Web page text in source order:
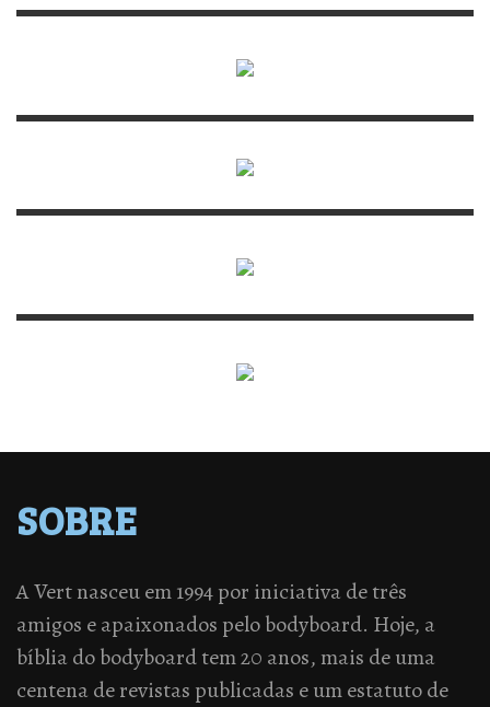
SOBRE
A Vert nasceu em 1994 por iniciativa de três
amigos e apaixonados pelo bodyboard. Hoje, a
bíblia do bodyboard tem 20 anos, mais de uma
centena de revistas publicadas e um estatuto de